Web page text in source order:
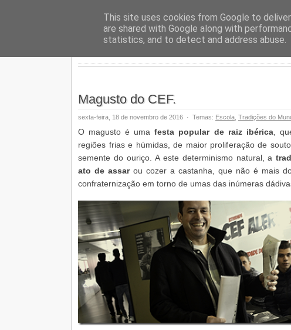
Magusto do CEF.
sexta-feira, 18 de novembro de 2016 · Temas: Escola Tradições do
O magusto é umafesta popular de raiz ibérica,
regiões frias e húmidas, de maior proliferação de
semente do ouriço. A este determinismo natural, a
ato de assarou cozer a castanha, que não é mais
confraternização em torno de umas das inúmeras
This site uses cookies from Google to
are shared with Google along with
statistics, and to detect and address abuse.